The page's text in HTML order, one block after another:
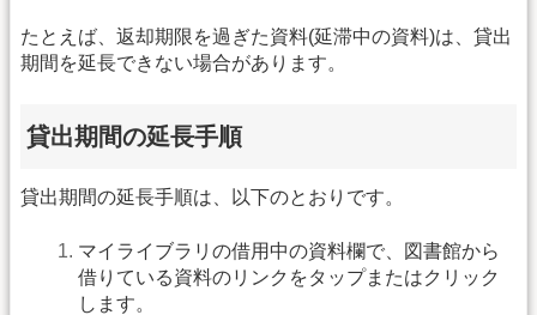
たとえば、返却期限を過ぎた資料(延滞中の資料)は、貸出
期間を延長できない場合があります。
貸出期間の延長手順
貸出期間の延長手順は、以下のとおりです。
マイライブラリの借用中の資料欄で、図書館から
借りている資料のリンクをタップまたはクリック
します。